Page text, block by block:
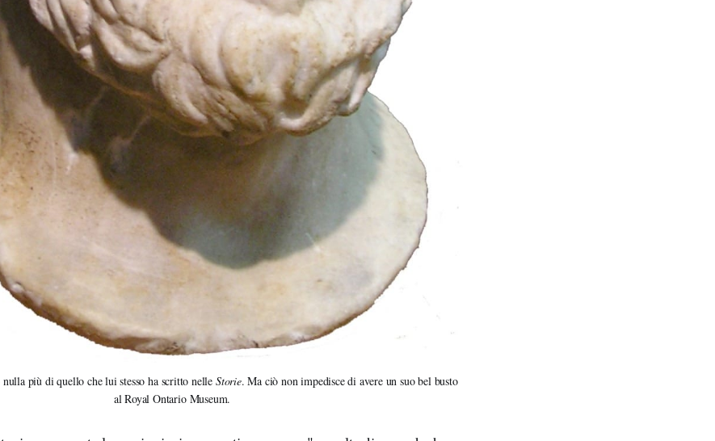
più di quello che lui stesso ha scritto nelle Storie. Ma ciò non impedisce di avere un suo bel busto
al Royal Ontario Museum.